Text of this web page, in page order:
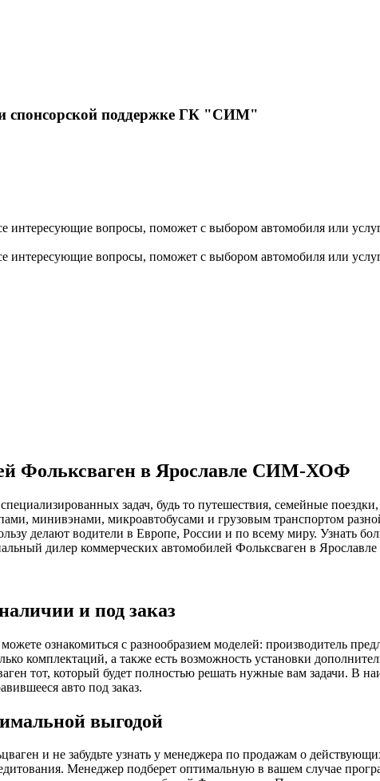
спонсорской поддержке ГК "СИМ"
интересующие вопросы, поможет с выбором автомобиля или
интересующие вопросы, поможет с выбором автомобиля или
Фольксваген в Ярославле СИМ-ХОФ
задач, будь то путешествия, семейные
минивэнами, микроавтобусами и грузовым транспортом
делают водители в Европе, России и по всему миру. Узнать
дилер коммерческих автомобилей Фольксваген в
и под заказ
ознакомиться с разнообразием моделей: производитель
комплектаций, а также есть возможность установки
тот, который будет полностью решать нужные вам задачи. В
авто под заказ.
выгодой
и не забудьте узнать у менеджера по продажам о
Менеджер подберет оптимальную в вашем случае